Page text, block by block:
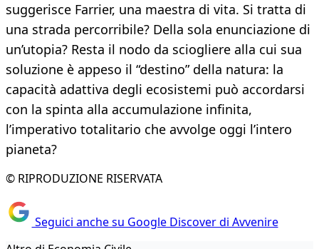
suggerisce Farrier, una maestra di vita. Si tratta di
una strada percorribile? Della sola enunciazione di
un’utopia? Resta il nodo da sciogliere alla cui sua
soluzione è appeso il “destino” della natura: la
capacità adattiva degli ecosistemi può accordarsi
con la spinta alla accumulazione infinita,
l’imperativo totalitario che avvolge oggi l’intero
pianeta?
© RIPRODUZIONE RISERVATA
Seguici anche su Google Discover di Avvenire